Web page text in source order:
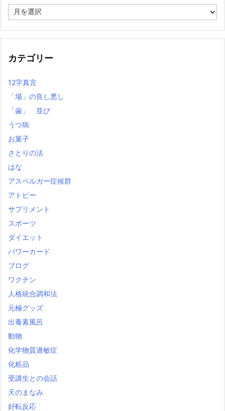
去
記
カテゴリー
12字真言
「場」の良し悪し
「歯」 並び
うつ病
お菓子
さとりの法
はな
アスペルガー症候群
アトピー
サプリメント
スポーツ
ダイエット
パワーカード
ブログ
ワクチン
人格統合調和法
元極グッズ
出毒素風呂
動物
化学物質過敏症
化粧品
受講生との会話
天のまなみ
好転反応